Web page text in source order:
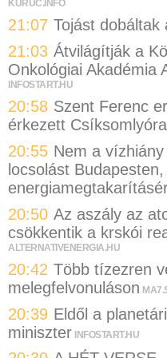
KURUC.INFO
21:07 Tojást dobáltak
21:03 Átvilágítják a
Onkológiai Akadémia
INFOSTART.HU
20:58 Szent Ferenc
érkezett Csíksomlyóra
20:55 Nem a
locsolást
20:50 Az aszály az
csökkentik a krskói
ALTERNATIVENERGIA.HU
20:42 Több tízezren
melegfelvonuláson
20:39 Eldől a
miniszter INFOSTART.HU